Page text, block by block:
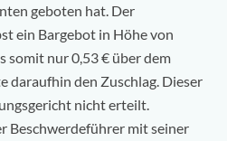
geboten hat. Der
ein Bargebot in Höhe von
somit nur 0,53 € über dem
daraufhin den Zuschlag. Dieser
nicht erteilt.
Beschwerdeführer mit seiner